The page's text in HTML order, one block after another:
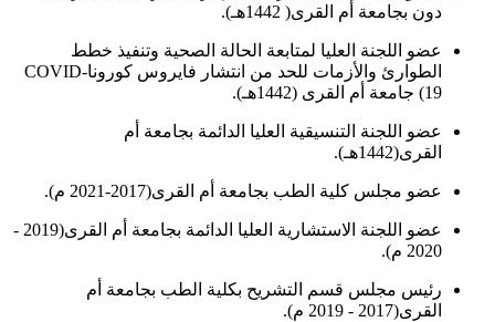
دون بجامعة أم القرى( 1442هـ).
عضو اللجنة العليا لمتابعة الحالة الصحية وتنفيذ خطط
الطوارئ والأزمات للحد من انتشار فايروس كوروناCOVID-
19) جامعة أم القرى (1442هـ).
عضو اللجنة التنسيقية العليا الدائمة بجامعة أم
القرى(1442هـ).
عضو مجلس كلية الطب بجامعة أم القرى(2017-2021 م).
عضو اللجنة الاستشارية العليا الدائمة بجامعة أم القرى(2019 -
2020 م).
رئيس مجلس قسم التشريح بكلية الطب بجامعة أم
القرى(2017 - 2019 م).